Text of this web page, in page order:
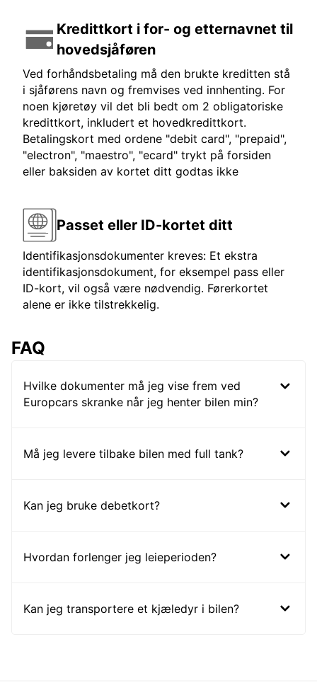
Kredittkort i for- og etternavnet til
hovedsjåføren
Ved forhåndsbetaling må den brukte kreditten stå
i sjåførens navn og fremvises ved innhenting. For
noen kjøretøy vil det bli bedt om 2 obligatoriske
kredittkort, inkludert et hovedkredittkort.
Betalingskort med ordene "debit card", "prepaid",
"electron", "maestro", "ecard" trykt på forsiden
eller baksiden av kortet ditt godtas ikke
Passet eller ID-kortet ditt
Identifikasjonsdokumenter kreves: Et ekstra
identifikasjonsdokument, for eksempel pass eller
ID-kort, vil også være nødvendig. Førerkortet
alene er ikke tilstrekkelig.
FAQ
Hvilke dokumenter må jeg vise frem ved
Europcars skranke når jeg henter bilen min?
Må jeg levere tilbake bilen med full tank?
Kan jeg bruke debetkort?
Hvordan forlenger jeg leieperioden?
Kan jeg transportere et kjæledyr i bilen?